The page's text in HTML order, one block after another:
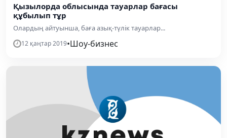
Қызылорда облысында тауарлар бағасы
құбылып тұр
Олардың айтуынша, баға азық-түлік тауарлар...
12 қаңтар 2019•Шоу-бизнес